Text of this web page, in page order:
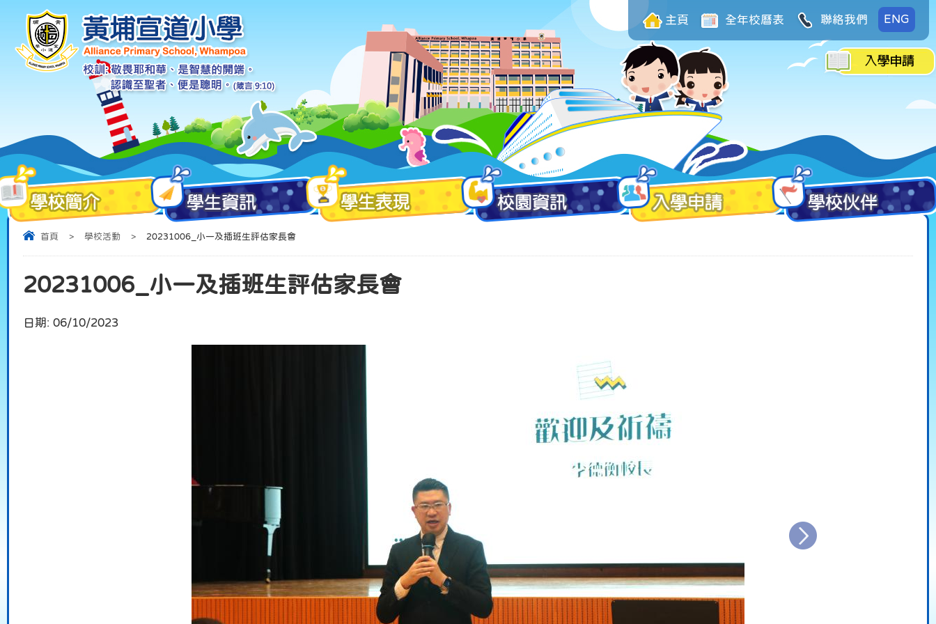
主頁 全年校曆表 聯絡我們 ENG
首頁 > 學校活動 > 20231006_小一及插班生評估家長會
20231006_小一及插班生評估家長會
日期: 06/10/2023